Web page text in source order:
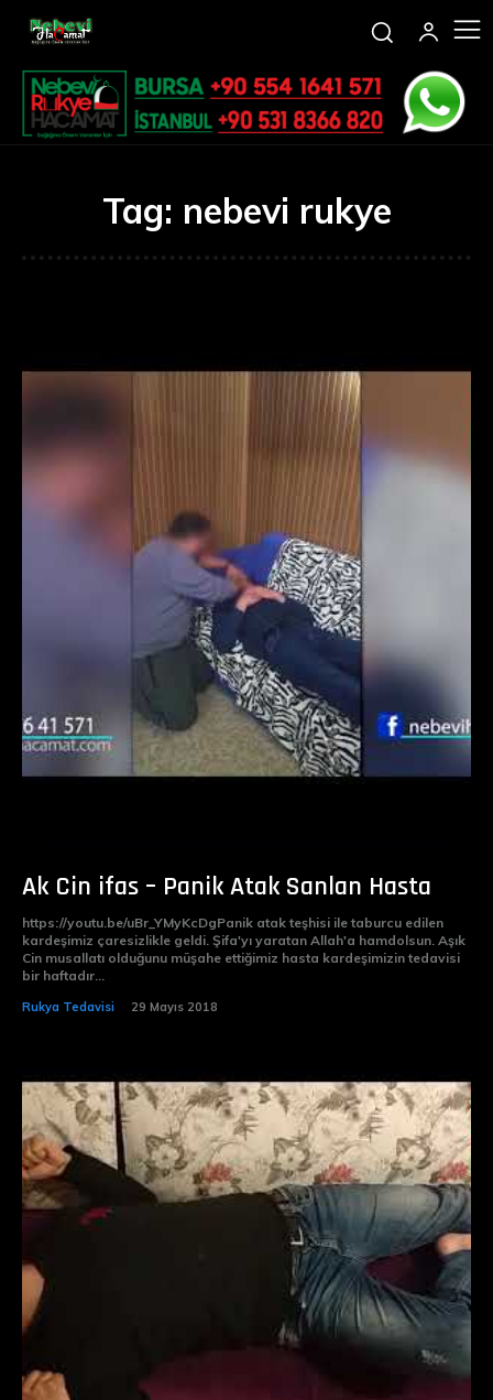
Tag: nebevi rukye
Ak Cin ifas – Panik Atak Sanlan Hasta
https://youtu.be/uBr_YMyKcDgPanik atak teşhisi ile taburcu edilen
kardeşimiz çaresizlikle geldi. Şifa'yı yaratan Allah'a hamdolsun. Aşık
Cin musallatı olduğunu müşahe ettiğimiz hasta kardeşimizin tedavisi
bir haftadır...
Rukya Tedavisi 29 Mayıs 2018